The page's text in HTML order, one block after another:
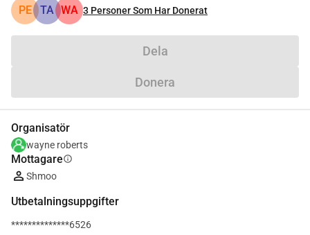
PE TA WA 3 Personer Som Har Donerat
Dela
Donera
Organisatör
wayne roberts
Mottagareinfo
Shmoo
Utbetalningsuppgifter
**************6526